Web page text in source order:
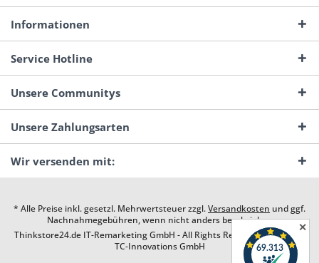
Informationen
Service Hotline
Unsere Communitys
Unsere Zahlungsarten
Wir versenden mit:
* Alle Preise inkl. gesetzl. Mehrwertsteuer zzgl.Versandkosten und ggf.
Nachnahmegebühren, wenn nicht anders beschrieben
Thinkstore24.de IT-Remarketing GmbH - All Rights Reserved. Design by
TC-Innovations GmbH
✕